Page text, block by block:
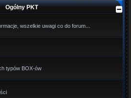
Ogólny PKT
wszelkie uwagi co do forum...
typów BOX-ów